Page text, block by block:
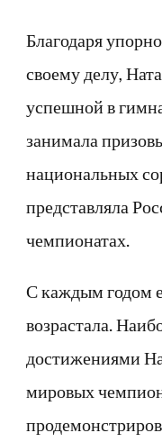
Благодаря
своему делу,
успешной в
занимала
национальных
представляла
чемпионатах.
С каждым годом
возрастала.
достижениями
мировых